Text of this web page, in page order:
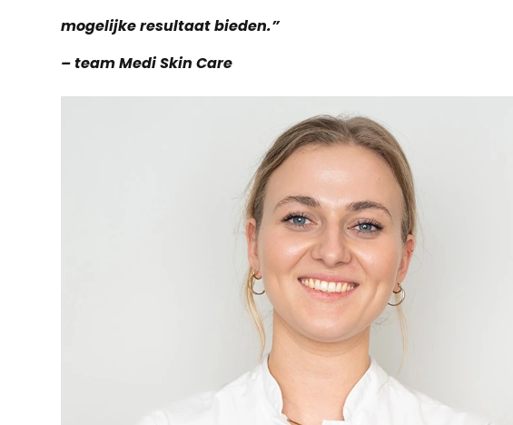
mogelijke resultaat bieden.”
– team Medi Skin Care